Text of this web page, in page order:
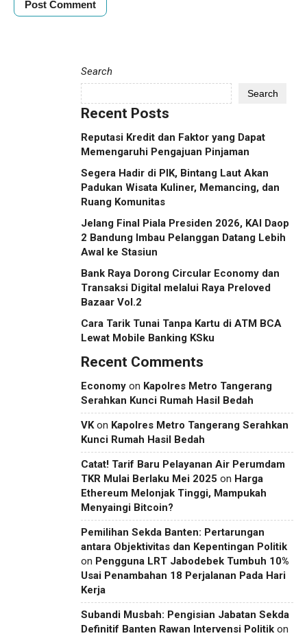
Search
Search
Recent Posts
Reputasi Kredit dan Faktor yang Dapat
Memengaruhi Pengajuan Pinjaman
Segera Hadir di PIK, Bintang Laut Akan
Padukan Wisata Kuliner, Memancing, dan
Ruang Komunitas
Jelang Final Piala Presiden 2026, KAI Daop
2 Bandung Imbau Pelanggan Datang Lebih
Awal ke Stasiun
Bank Raya Dorong Circular Economy dan
Transaksi Digital melalui Raya Preloved
Bazaar Vol.2
Cara Tarik Tunai Tanpa Kartu di ATM BCA
Lewat Mobile Banking KSku
Recent Comments
Economy on Kapolres Metro Tangerang
Serahkan Kunci Rumah Hasil Bedah
VKon Kapolres Metro Tangerang Serahkan
Kunci Rumah Hasil Bedah
Catat! Tarif Baru Pelayanan Air Perumdam
TKR Mulai Berlaku Mei 2025 on Harga
Ethereum Melonjak Tinggi, Mampukah
Menyaingi Bitcoin?
Pemilihan Sekda Banten: Pertarungan
antara Objektivitas dan Kepentingan Politik
on Pengguna LRT Jabodebek Tumbuh 10%
Usai Penambahan 18 Perjalanan Pada Hari
Kerja
Subandi Musbah: Pengisian Jabatan Sekda
Definitif Banten Rawan Intervensi Politik on